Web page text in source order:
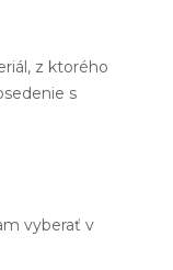
z ktorého
s
vyberať v